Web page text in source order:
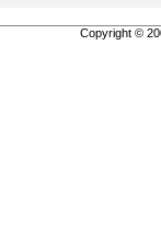
Copyright ©